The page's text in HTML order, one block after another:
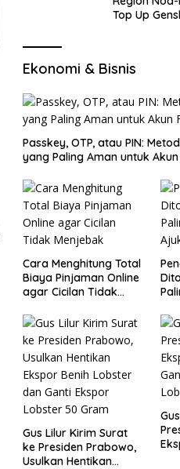
Top Up
Ekonomi & Bisnis
Passkey, OTP, atau PIN:
yang Paling Aman untuk Akun
Cara Menghitung Total
Biaya Pinjaman Online
agar Cicilan Tidak
Gus Lilur Kirim Surat
ke Presiden Prabowo,
Usulkan Hentikan